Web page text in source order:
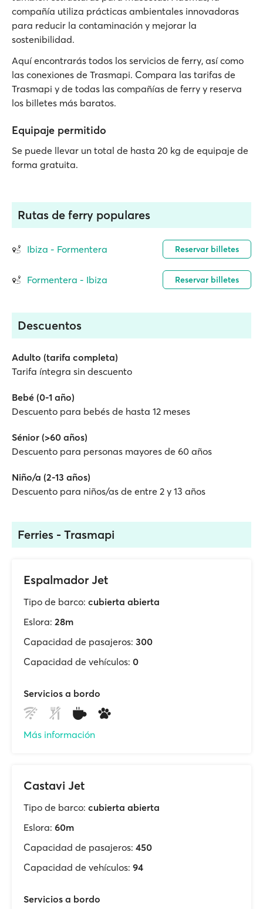
compañía utiliza prácticas ambientales innovadoras
para reducir la contaminación y mejorar la
sostenibilidad.
Aquí encontrarás todos los servicios de ferry, así como
las conexiones de Trasmapi. Compara las tarifas de
Trasmapi y de todas las compañías de ferry y reserva
los billetes más baratos.
Equipaje permitido
Se puede llevar un total de hasta 20 kg de equipaje de
forma gratuita.
Rutas de ferry populares
Ibiza - Formentera Reservar billetes
Formentera - Ibiza Reservar billetes
Descuentos
Adulto (tarifa completa)
Tarifa íntegra sin descuento
Bebé (0-1 año)
Descuento para bebés de hasta 12 meses
Sénior (>60 años)
Descuento para personas mayores de 60 años
Niño/a (2-13 años)
Descuento para niños/as de entre 2 y 13 años
Ferries - Trasmapi
Espalmador Jet
Tipo de barco: cubierta abierta
Eslora: 28m
Capacidad de pasajeros: 300
Capacidad de vehículos: 0
Servicios a bordo
Más información
Castavi Jet
Tipo de barco: cubierta abierta
Eslora: 60m
Capacidad de pasajeros: 450
Capacidad de vehículos: 94
Servicios a bordo